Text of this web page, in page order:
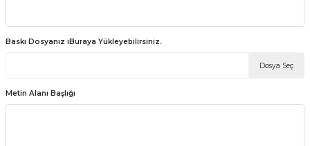
Baskı Dosyanız ıBuraya Yükleyebilirsiniz.
Dosya Seç
Metin Alanı Başlığı